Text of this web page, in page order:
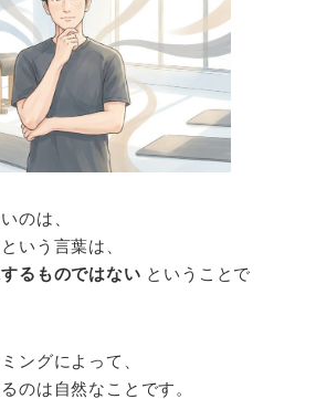
のは、
いう言葉は、
るものではない ということで
ングによって、
のは自然なことです。